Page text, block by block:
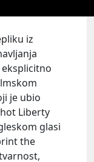
iz
je ubio
Liberty
glasi
the